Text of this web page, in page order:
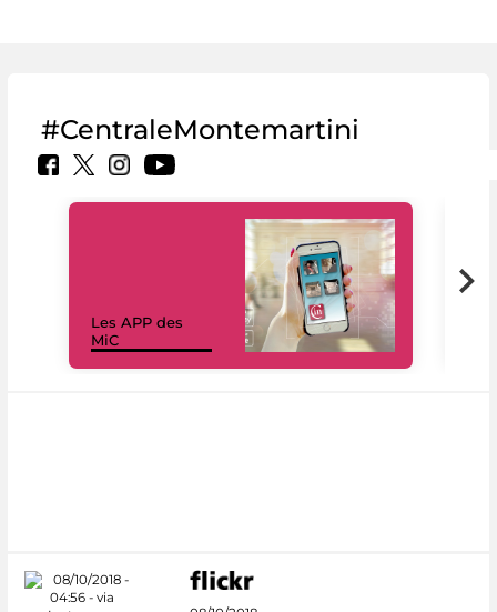
#CentraleMontemartini
Les APP des
MiC